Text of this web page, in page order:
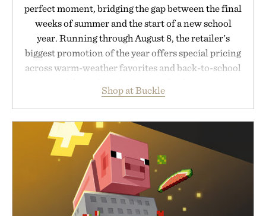
perfect moment, bridging the gap between the final
weeks of summer and the start of a new school
year. Running through August 8, the retailer's
biggest promotion of the year offers special pricing
across warm-weather favorites and back-to-school
wardrobe in one trip. From perfectly broken-in
denim and breathable seasonal staples to versatile
layering pieces built for cooler days ahead, the
event highlights the styles Buckle is known for
while helping shoppers transition seamlessly from
summer weekends to campus life. It's an ideal
opportunity to stock up on the pieces that will
carry you through the season ahead.
Shop at Buckle